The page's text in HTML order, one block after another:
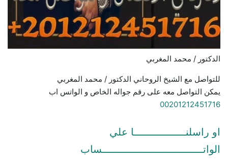
الدكتور / محمد المغربي
للتواصل مع الشيخ الروحاني الدكتور / محمد المغربي
يمكن التواصل معه على رقم جواله الخاص و الواتس اب
00201212451716
او راسلنـــــــــــــــــا علي
الواتـــــــــــــــــــــــــــــــــساب